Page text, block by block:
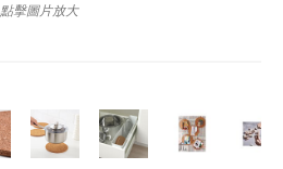
點擊圖片放大